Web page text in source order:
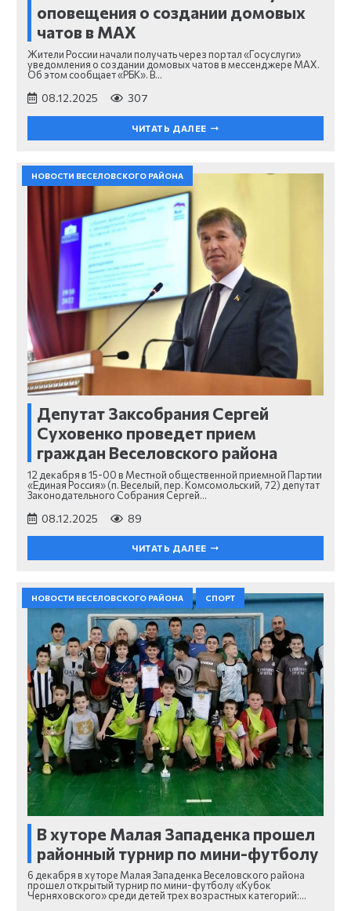
оповещения о создании домовых
чатов в MAX
Жители России начали получать через портал «Госуслуги»
уведомления о создании домовых чатов в мессенджере MAX.
Об этом сообщает «РБК». В…
08.12.2025 307
ЧИТАТЬ ДАЛЕЕ
НОВОСТИ ВЕСЕЛОВСКОГО РАЙОНА
Депутат Заксобрания Сергей
Суховенко проведет прием
граждан Веселовского района
12 декабря в 15-00 в Местной общественной приемной Партии
«Единая Россия» (п. Веселый, пер. Комсомольский, 72) депутат
Законодательного Собрания Сергей…
08.12.2025 89
ЧИТАТЬ ДАЛЕЕ
НОВОСТИ ВЕСЕЛОВСКОГО РАЙОНА СПОРТ
В хуторе Малая Западенка прошел
районный турнир по мини-футболу
6 декабря в хуторе Малая Западенка Веселовского района
прошел открытый турнир по мини-футболу «Кубок
Черняховского» среди детей трех возрастных категорий:…